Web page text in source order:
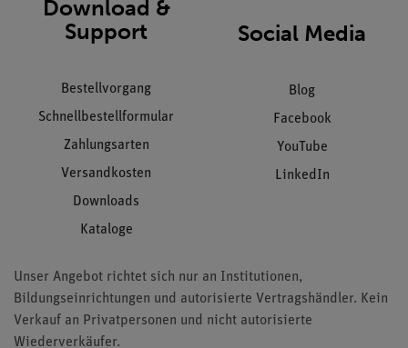
Download &
Support
Bestellvorgang
Schnellbestellformular
Zahlungsarten
Versandkosten
Downloads
Kataloge
Social Media
Blog
Facebook
YouTube
LinkedIn
Unser Angebot richtet sich nur an Institutionen,
Bildungseinrichtungen und autorisierte Vertragshändler. Kein
Verkauf an Privatpersonen und nicht autorisierte
Wiederverkäufer.